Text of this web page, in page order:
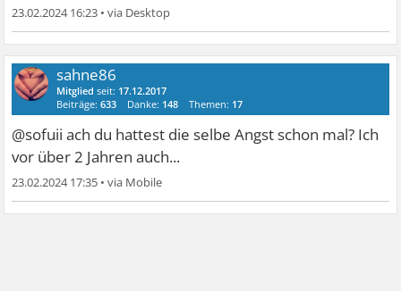
23.02.2024 16:23 •
sahne86
Mitglied seit: 17.12.2017
Beiträge:633 Danke: 148 Themen: 17
@sofuii ach du hattest die selbe Angst schon mal? Ich
vor über 2 Jahren auch...
23.02.2024 17:35 •